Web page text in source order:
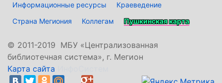
Информационные ресурсы
Краеведение
Страна Мегиония
Коллегам Пушкинская карта
© 2011-2019 МБУ «Централизованная
библиотечная система», г. Мегион
Карта сайта